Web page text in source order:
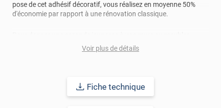
pose de cet adhésif décoratif, vous réalisez en moyenne 50%
d'économie par rapport à une rénovation classique.
comptez sur ce vinyl de haute qualité avec une excellente
résistance à l’eau, à la saleté, à l’abrasion, aux UV et à l’usure.
revêtement peut être installé dans un lieu ouvert public.
Voir plus de détails
Fiche technique